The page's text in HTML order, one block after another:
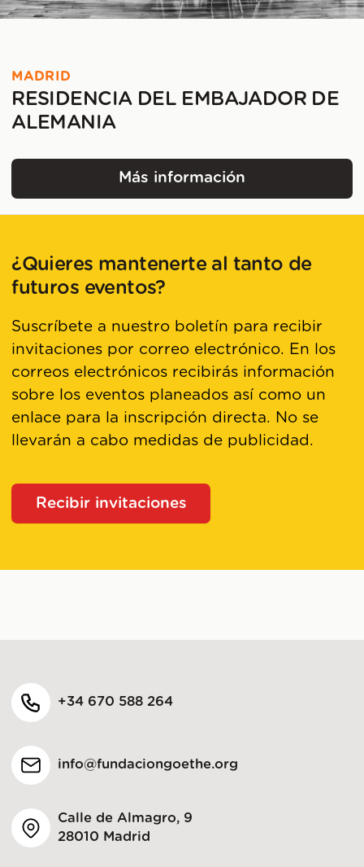
MADRID
RESIDENCIA DEL EMBAJADOR DE
ALEMANIA
Más información
¿Quieres mantenerte al tanto de
futuros eventos?
Suscríbete a nuestro boletín para recibir
invitaciones por correo electrónico. En los
correos electrónicos recibirás información
sobre los eventos planeados así como un
enlace para la inscripción directa. No se
llevarán a cabo medidas de publicidad.
Recibir invitaciones
+34 670 588 264
info@fundaciongoethe.org
Calle de Almagro, 9
28010 Madrid